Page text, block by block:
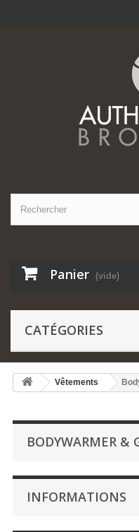
Panier (vide)
CATÉGORIES
Vêtements
BODYWARMER &
INFORMATIONS